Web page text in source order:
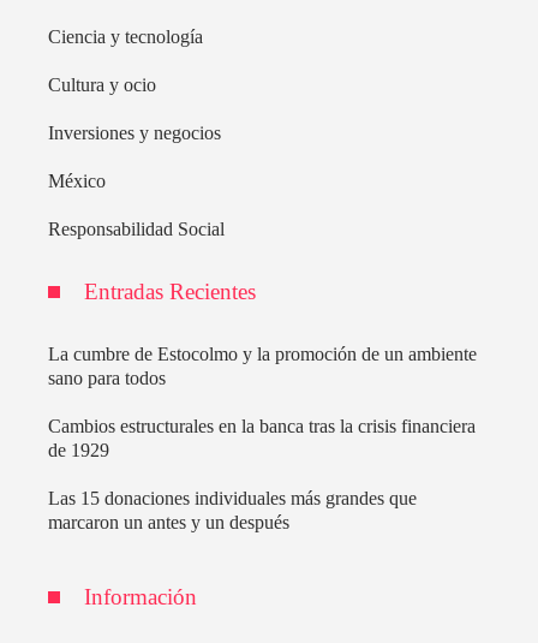
Ciencia y tecnología
Cultura y ocio
Inversiones y negocios
México
Responsabilidad Social
Entradas Recientes
La cumbre de Estocolmo y la promoción de un ambiente
sano para todos
Cambios estructurales en la banca tras la crisis financiera
de 1929
Las 15 donaciones individuales más grandes que
marcaron un antes y un después
Información